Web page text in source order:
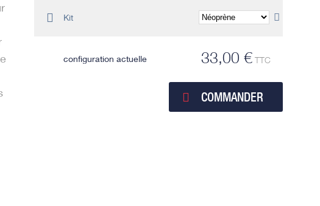
Kit
configuration actuelle 33,00 €TTC
COMMANDER